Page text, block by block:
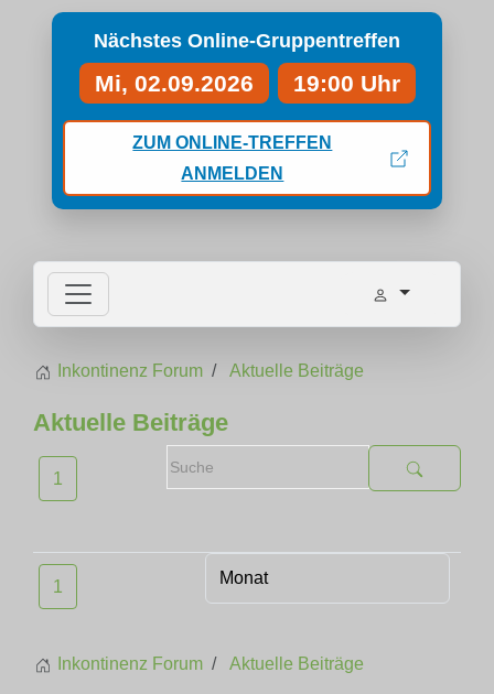
Nächstes Online-Gruppentreffen
Mi, 02.09.2026 19:00 Uhr
ZUM ONLINE-TREFFEN
ANMELDEN
Inkontinenz Forum Aktuelle Beiträge
Aktuelle Beiträge
1
1
Inkontinenz Forum Aktuelle Beiträge